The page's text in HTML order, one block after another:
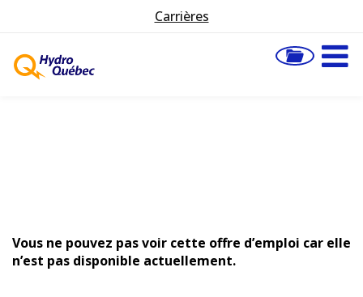
Carrières
Vous ne pouvez pas voir cette offre d’emploi car elle
n’est pas disponible actuellement.